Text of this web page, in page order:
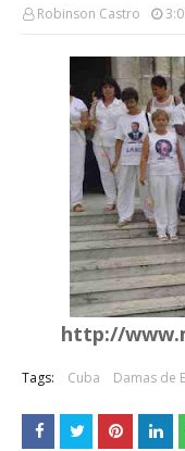
Robinson Castro
http://
Tags: Cuba Damas de